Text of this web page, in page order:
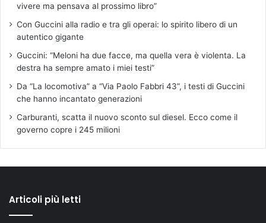
vivere ma pensava al prossimo libro”
Con Guccini alla radio e tra gli operai: lo spirito libero di un
autentico gigante
Guccini: “Meloni ha due facce, ma quella vera è violenta. La
destra ha sempre amato i miei testi”
Da “La locomotiva” a “Via Paolo Fabbri 43”, i testi di Guccini
che hanno incantato generazioni
Carburanti, scatta il nuovo sconto sul diesel. Ecco come il
governo copre i 245 milioni
Articoli più letti